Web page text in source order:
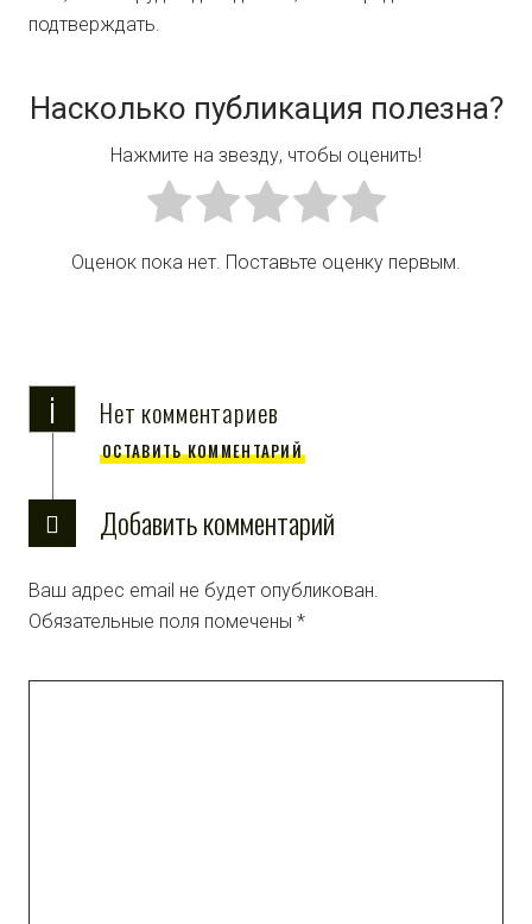
подтверждать.
Насколько публикация полезна?
Нажмите на звезду, чтобы оценить!
Оценок пока нет. Поставьте оценку первым.
i Нет комментариев
ОСТАВИТЬ КОММЕНТАРИЙ
Добавить комментарий
Ваш адрес email не будет опубликован.
Обязательные поля помечены *